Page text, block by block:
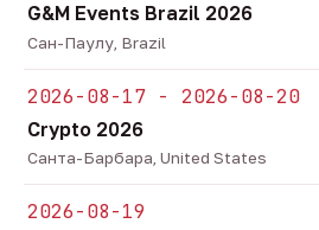
G&M Events Brazil 2026
Сан-Паулу, Brazil
2026-08-17 - 2026-08-20
Crypto 2026
Санта-Барбара, United States
2026-08-19